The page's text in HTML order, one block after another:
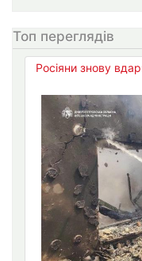
Топ переглядів
Росіяни знову